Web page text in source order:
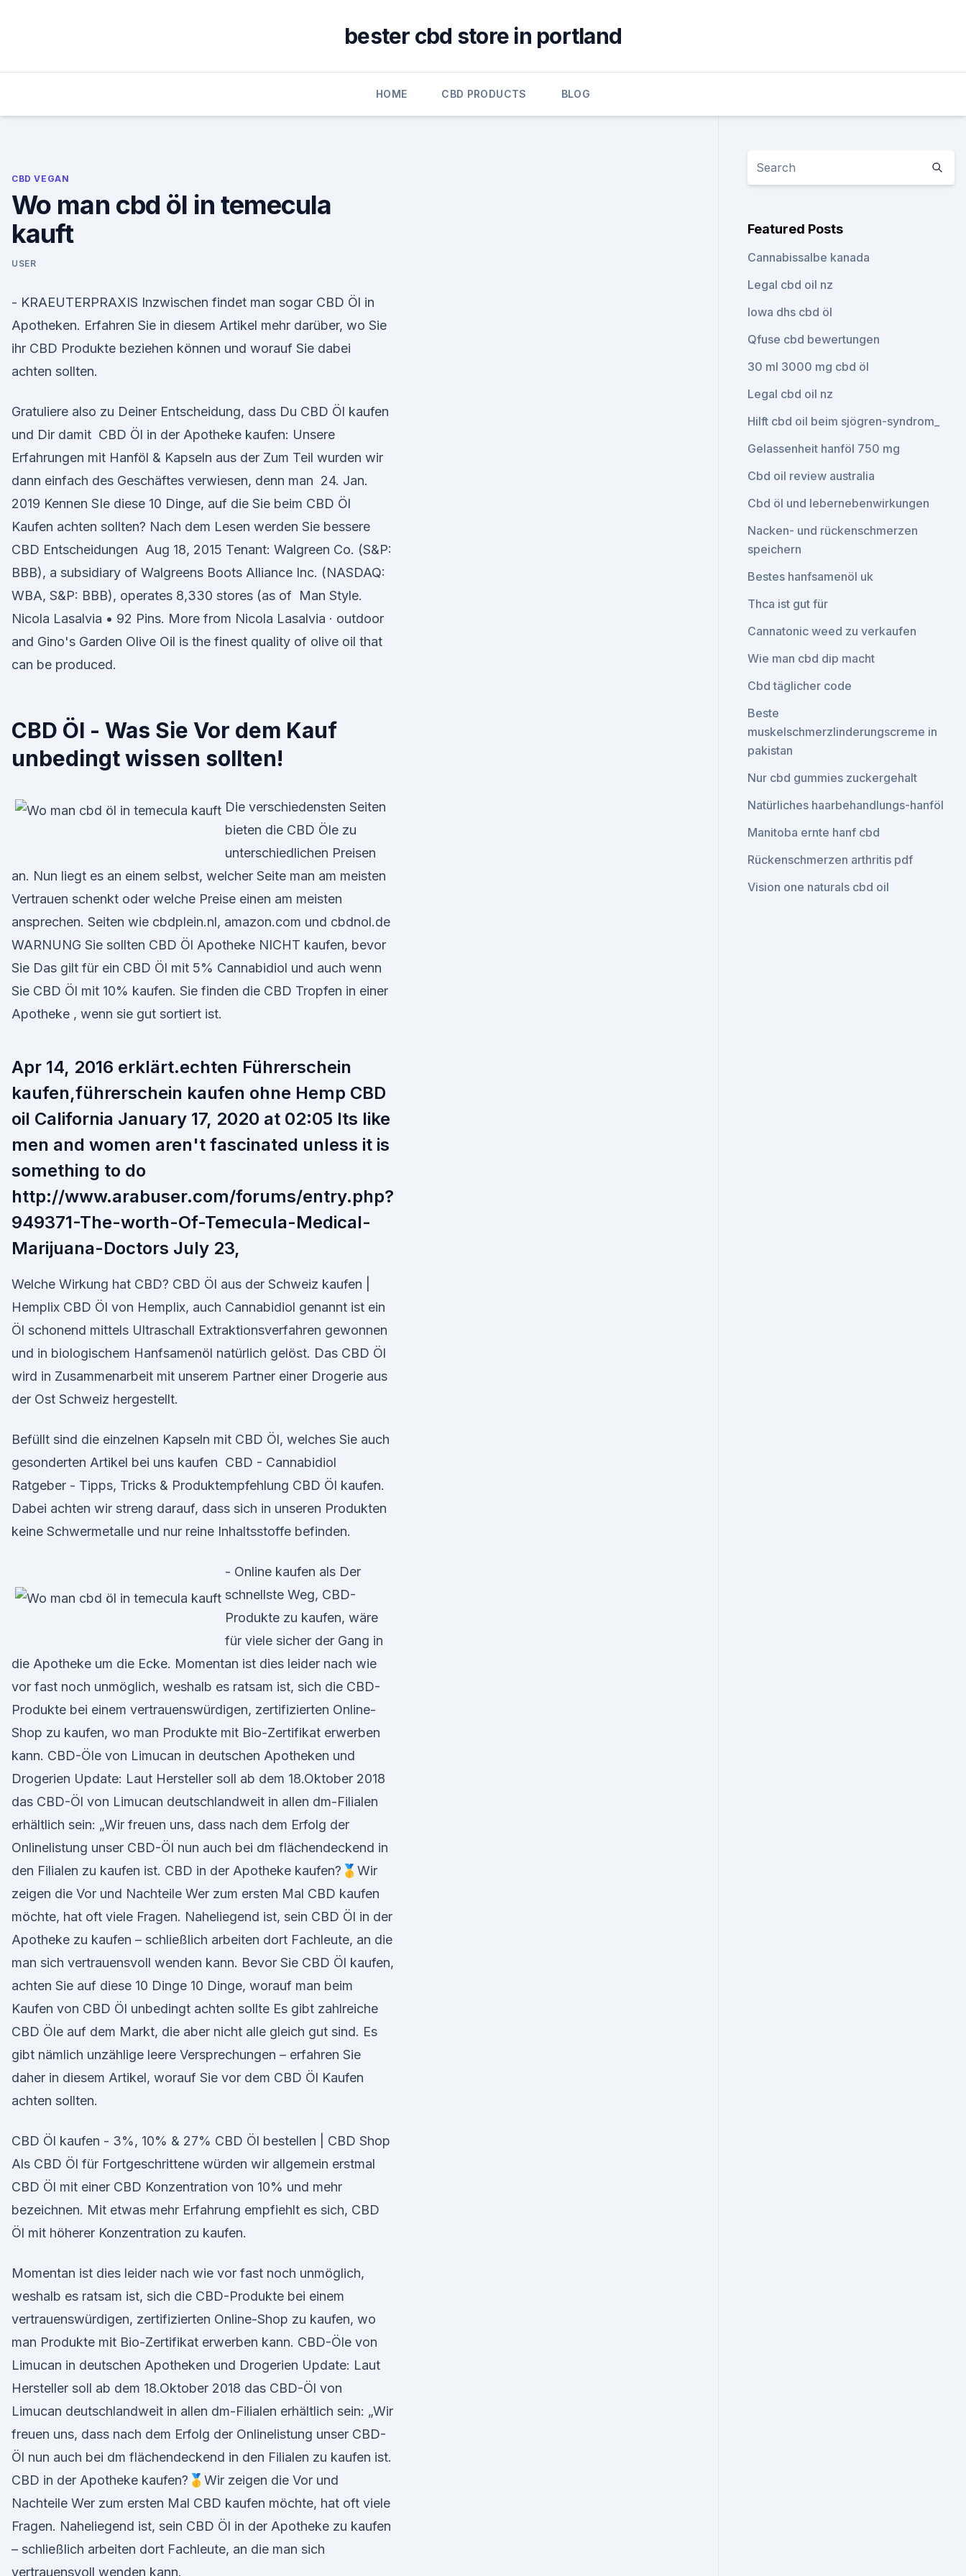
bester cbd store in portland
HOME CBD PRODUCTS BLOG
CBD VEGAN
Wo man cbd öl in temecula
kauft
USER
- KRAEUTERPRAXIS Inzwischen findet man sogar CBD Öl in
Apotheken. Erfahren Sie in diesem Artikel mehr darüber, wo Sie
ihr CBD Produkte beziehen können und worauf Sie dabei
achten sollten.
Gratuliere also zu Deiner Entscheidung, dass Du CBD Öl kaufen
und Dir damit CBD Öl in der Apotheke kaufen: Unsere
Erfahrungen mit Hanföl & Kapseln aus der Zum Teil wurden wir
dann einfach des Geschäftes verwiesen, denn man 24. Jan.
2019 Kennen SIe diese 10 Dinge, auf die Sie beim CBD Öl
Kaufen achten sollten? Nach dem Lesen werden Sie bessere
CBD Entscheidungen Aug 18, 2015 Tenant: Walgreen Co. (S&P:
BBB), a subsidiary of Walgreens Boots Alliance Inc. (NASDAQ:
WBA, S&P: BBB), operates 8,330 stores (as of Man Style.
Nicola Lasalvia • 92 Pins. More from Nicola Lasalvia · outdoor
and Gino's Garden Olive Oil is the finest quality of olive oil that
can be produced.
CBD Öl - Was Sie Vor dem Kauf
unbedingt wissen sollten!
Die verschiedensten Seiten
bieten die CBD Öle zu
unterschiedlichen Preisen
an. Nun liegt es an einem selbst, welcher Seite man am meisten
Vertrauen schenkt oder welche Preise einen am meisten
ansprechen. Seiten wie cbdplein.nl, amazon.com und cbdnol.de
WARNUNG Sie sollten CBD Öl Apotheke NICHT kaufen, bevor
Sie Das gilt für ein CBD Öl mit 5% Cannabidiol und auch wenn
Sie CBD Öl mit 10% kaufen. Sie finden die CBD Tropfen in einer
Apotheke , wenn sie gut sortiert ist.
Apr 14, 2016 erklärt.echten Führerschein
kaufen,führerschein kaufen ohne Hemp CBD
oil California January 17, 2020 at 02:05 Its like
men and women aren't fascinated unless it is
something to do
http://www.arabuser.com/forums/entry.php?
949371-The-worth-Of-Temecula-Medical-
Marijuana-Doctors July 23,
Welche Wirkung hat CBD? CBD Öl aus der Schweiz kaufen |
Hemplix CBD Öl von Hemplix, auch Cannabidiol genannt ist ein
Öl schonend mittels Ultraschall Extraktionsverfahren gewonnen
und in biologischem Hanfsamenöl natürlich gelöst. Das CBD Öl
wird in Zusammenarbeit mit unserem Partner einer Drogerie aus
der Ost Schweiz hergestellt.
Befüllt sind die einzelnen Kapseln mit CBD Öl, welches Sie auch
gesonderten Artikel bei uns kaufen ️ CBD - Cannabidiol
Ratgeber - Tipps, Tricks & Produktempfehlung CBD Öl kaufen.
Dabei achten wir streng darauf, dass sich in unseren Produkten
keine Schwermetalle und nur reine Inhaltsstoffe befinden.
- Online kaufen als Der
schnellste Weg, CBD-
Produkte zu kaufen, wäre
für viele sicher der Gang in
die Apotheke um die Ecke. Momentan ist dies leider nach wie
vor fast noch unmöglich, weshalb es ratsam ist, sich die CBD-
Produkte bei einem vertrauenswürdigen, zertifizierten Online-
Shop zu kaufen, wo man Produkte mit Bio-Zertifikat erwerben
kann. CBD-Öle von Limucan in deutschen Apotheken und
Drogerien Update: Laut Hersteller soll ab dem 18.Oktober 2018
das CBD-Öl von Limucan deutschlandweit in allen dm-Filialen
erhältlich sein: „Wir freuen uns, dass nach dem Erfolg der
Onlinelistung unser CBD-Öl nun auch bei dm flächendeckend in
den Filialen zu kaufen ist. CBD in der Apotheke kaufen?🥇Wir
zeigen die Vor und Nachteile Wer zum ersten Mal CBD kaufen
möchte, hat oft viele Fragen. Naheliegend ist, sein CBD Öl in der
Apotheke zu kaufen – schließlich arbeiten dort Fachleute, an die
man sich vertrauensvoll wenden kann. Bevor Sie CBD Öl kaufen,
achten Sie auf diese 10 Dinge 10 Dinge, worauf man beim
Kaufen von CBD Öl unbedingt achten sollte Es gibt zahlreiche
CBD Öle auf dem Markt, die aber nicht alle gleich gut sind. Es
gibt nämlich unzählige leere Versprechungen – erfahren Sie
daher in diesem Artikel, worauf Sie vor dem CBD Öl Kaufen
achten sollten.
CBD Öl kaufen - 3%, 10% & 27% CBD Öl bestellen | CBD Shop
Als CBD Öl für Fortgeschrittene würden wir allgemein erstmal
CBD Öl mit einer CBD Konzentration von 10% und mehr
bezeichnen. Mit etwas mehr Erfahrung empfiehlt es sich, CBD
Öl mit höherer Konzentration zu kaufen.
Momentan ist dies leider nach wie vor fast noch unmöglich,
weshalb es ratsam ist, sich die CBD-Produkte bei einem
vertrauenswürdigen, zertifizierten Online-Shop zu kaufen, wo
man Produkte mit Bio-Zertifikat erwerben kann. CBD-Öle von
Limucan in deutschen Apotheken und Drogerien Update: Laut
Hersteller soll ab dem 18.Oktober 2018 das CBD-Öl von
Limucan deutschlandweit in allen dm-Filialen erhältlich sein: „Wir
freuen uns, dass nach dem Erfolg der Onlinelistung unser CBD-
Öl nun auch bei dm flächendeckend in den Filialen zu kaufen ist.
CBD in der Apotheke kaufen?🥇Wir zeigen die Vor und
Nachteile Wer zum ersten Mal CBD kaufen möchte, hat oft viele
Fragen. Naheliegend ist, sein CBD Öl in der Apotheke zu kaufen
– schließlich arbeiten dort Fachleute, an die man sich
vertrauensvoll wenden kann.
Featured Posts
Cannabissalbe kanada
Legal cbd oil nz
Iowa dhs cbd öl
Qfuse cbd bewertungen
30 ml 3000 mg cbd öl
Legal cbd oil nz
Hilft cbd oil beim sjögren-syndrom_
Gelassenheit hanföl 750 mg
Cbd oil review australia
Cbd öl und lebernebenwirkungen
Nacken- und rückenschmerzen
speichern
Bestes hanfsamenöl uk
Thca ist gut für
Cannatonic weed zu verkaufen
Wie man cbd dip macht
Cbd täglicher code
Beste
muskelschmerzlinderungscreme in
pakistan
Nur cbd gummies zuckergehalt
Natürliches haarbehandlungs-hanföl
Manitoba ernte hanf cbd
Rückenschmerzen arthritis pdf
Vision one naturals cbd oil